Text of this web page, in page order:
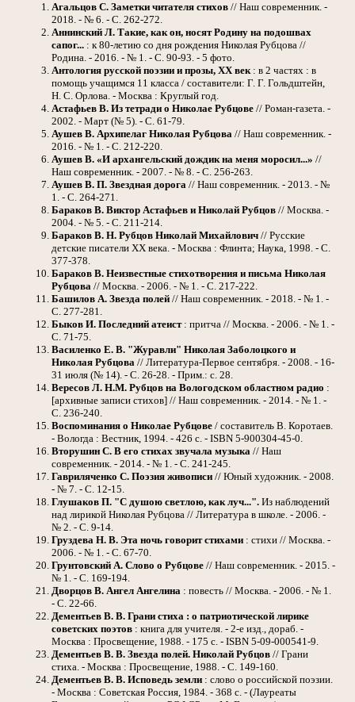
Агальцов С. Заметки читателя стихов // Наш современник. -
2018. - № 6. - С. 262-272.
Аннинский Л. Такие, как он, носят Родину на подошвах
сапог... : к 80-летию со дня рождения Николая Рубцова //
Родина. - 2016. - № 1. - С. 90-93. - 5 фото.
Антология русской поэзии и прозы, ХХ век: в 2 частях : в
помощь учащимся 11 класса / составители: Г. Г. Гольдштейн,
Н. С. Орлова. - Москва : Круглый год.
Астафьев В. Из тетради о Николае Рубцове // Роман-газета. -
2002. - Март (№ 5). - С. 61-79.
Аушев В. Архипелаг Николая Рубцова // Наш современник. -
2016. - № 1. - С. 212-220.
Аушев В. «И архангельский дождик на меня моросил...» //
Наш современник. - 2007. - № 8. - С. 256-263.
Аушев В. П. Звездная дорога // Наш современник. - 2013. - №
1. - С. 264-271.
Бараков В. Виктор Астафьев и Николай Рубцов // Москва. -
2004. - № 5. - С. 211-214.
Бараков В. Н. Рубцов Николай Михайлович // Русские
детские писатели ХХ века. - Москва : Флинта; Наука, 1998. - С.
377-378.
Бараков В. Неизвестные стихотворения и письма Николая
Рубцова // Москва. - 2006. - № 1. - С. 217-222.
Башилов А. Звезда полей // Наш современник. - 2018. - № 1. -
С. 277-281.
Быков И. Последний атеист: притча // Москва. - 2006. - № 1. -
С. 71-75.
Василенко Е. В. "Журавли" Николая Заболоцкого и
Николая Рубцова // Литература-Первое сентября. - 2008. - 16-
31 июля (№ 14). - С. 26-28. - Прим.: с. 28.
Вересов Л. Н.М. Рубцов на Вологодском областном радио :
[архивные записи стихов] // Наш современник. - 2014. - № 1. -
С. 236-240.
Воспоминания о Николае Рубцове / составитель В. Коротаев.
- Вологда : Вестник, 1994. - 426 с. - ISBN 5-900304-45-0.
Вторушин С. В его стихах звучала музыка // Наш
современник. - 2014. - № 1. - С. 241-245.
Гавриляченко С. Поэзия живописи // Юный художник. - 2008.
- № 7. - С. 12-15.
Глушаков П. "С душою светлою, как луч...". Из наблюдений
над лирикой Николая Рубцова // Литература в школе. - 2006. -
№ 2. - С. 9-14.
Груздева Н. В. Эта ночь говорит стихами : стихи // Москва. -
2006. - № 1. - С. 67-70.
Грунтовский А. Слово о Рубцове // Наш современник. - 2015. -
№ 1. - С. 169-194.
Дворцов В. Ангел Ангелина : повесть // Москва. - 2006. - № 1.
- С. 22-66.
Дементьев В. В. Грани стиха : о патриотической лирике
советских поэтов : книга для учителя. - 2-е изд., дораб. -
Москва : Просвещение, 1988. - 175 с. - ISBN 5-09-000541-9.
Дементьев В. В. Звезда полей. Николай Рубцов // Грани
стиха. - Москва : Просвещение, 1988. - С. 149-160.
Дементьев В. В. Исповедь земли : слово о российской поэзии.
- Москва : Советская Россия, 1984. - 368 с. - (Лауреаты